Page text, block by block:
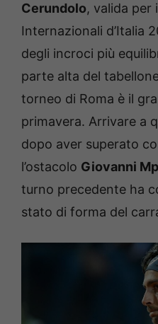
Cerundolo, valida per
Internazionali d’Italia
degli incroci più
parte alta del
torneo di Roma è il
primavera. Arrivare a
dopo aver superato
l’ostacolo Giovanni
turno precedente ha
stato di forma del